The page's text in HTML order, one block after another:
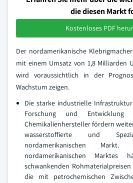
die diesen Markt
Kostenloses PDF
Der nordamerikanische
mit einem Umsatz von 1,8 Milliarden
wird voraussichtlich in der
Wachstum zeigen.
Die starke industrielle
Forschung und
Chemikalienhersteller fördern
wasserstoffierte und
nordamerikanischen
nordamerikanischen
schwankenden
die mit petrochemischen